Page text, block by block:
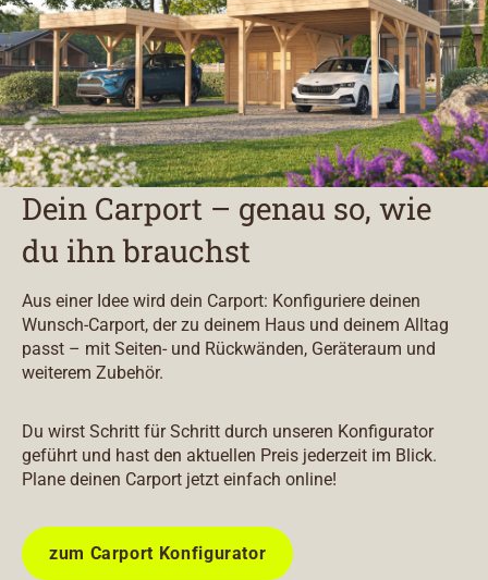
Dein Carport – genau so, wie
du ihn brauchst
Aus einer Idee wird dein Carport: Konfiguriere deinen
Wunsch-Carport, der zu deinem Haus und deinem Alltag
passt – mit Seiten- und Rückwänden, Geräteraum und
weiterem Zubehör.
Du wirst Schritt für Schritt durch unseren Konfigurator
geführt und hast den aktuellen Preis jederzeit im Blick.
Plane deinen Carport jetzt einfach online!
zum Carport Konfigurator